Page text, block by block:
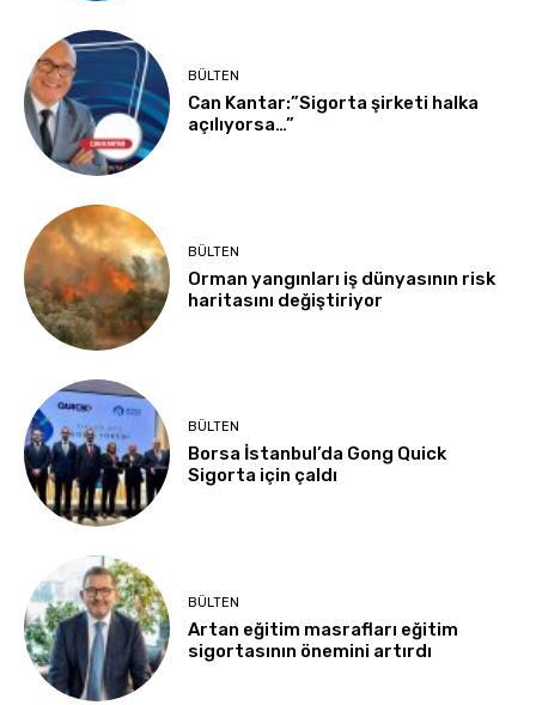
BÜLTEN
Can Kantar:”Sigorta şirketi halka
açılıyorsa…”
BÜLTEN
Orman yangınları iş dünyasının risk
haritasını değiştiriyor
BÜLTEN
Borsa İstanbul’da Gong Quick
Sigorta için çaldı
BÜLTEN
Artan eğitim masrafları eğitim
sigortasının önemini artırdı